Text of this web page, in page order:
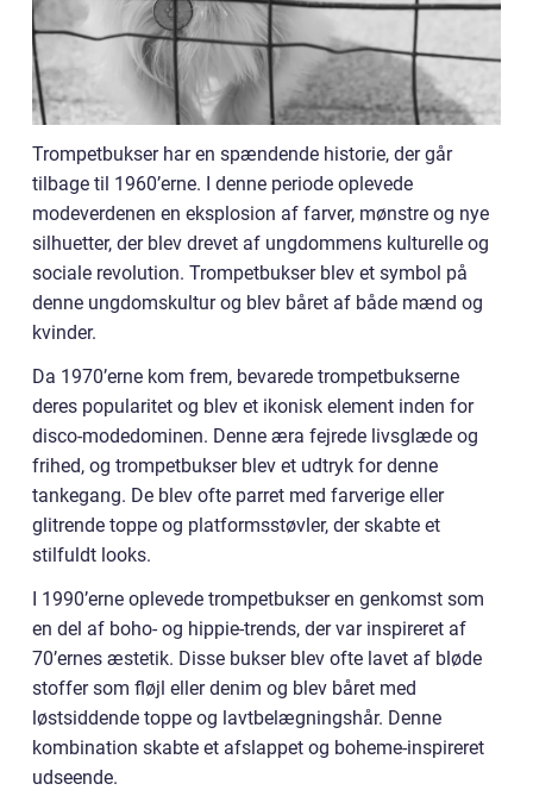
Trompetbukser har en spændende historie, der går
tilbage til 1960’erne. I denne periode oplevede
modeverdenen en eksplosion af farver, mønstre og nye
silhuetter, der blev drevet af ungdommens kulturelle og
sociale revolution. Trompetbukser blev et symbol på
denne ungdomskultur og blev båret af både mænd og
kvinder.
Da 1970’erne kom frem, bevarede trompetbukserne
deres popularitet og blev et ikonisk element inden for
disco-modedominen. Denne æra fejrede livsglæde og
frihed, og trompetbukser blev et udtryk for denne
tankegang. De blev ofte parret med farverige eller
glitrende toppe og platformsstøvler, der skabte et
stilfuldt looks.
I 1990’erne oplevede trompetbukser en genkomst som
en del af boho- og hippie-trends, der var inspireret af
70’ernes æstetik. Disse bukser blev ofte lavet af bløde
stoffer som fløjl eller denim og blev båret med
løstsiddende toppe og lavtbelægningshår. Denne
kombination skabte et afslappet og boheme-inspireret
udseende.